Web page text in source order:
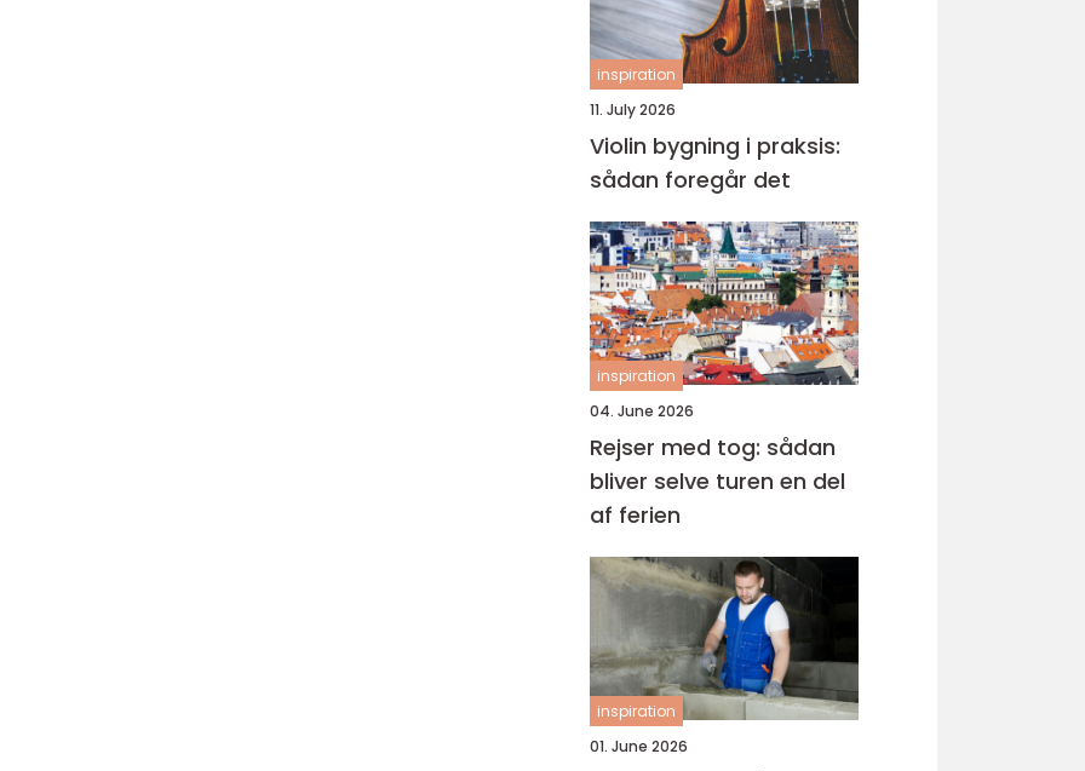
inspiration
11. July 2026
Violin bygning i praksis:
sådan foregår det
inspiration
04. June 2026
Rejser med tog: sådan
bliver selve turen en del
af ferien
inspiration
01. June 2026